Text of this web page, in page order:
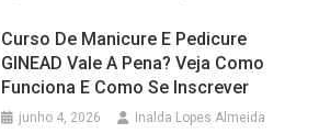
Curso De Manicure E Pedicure
GINEAD Vale A Pena? Veja Como
Funciona E Como Se Inscrever
junho 4, 2026 Inalda Lopes Almeida